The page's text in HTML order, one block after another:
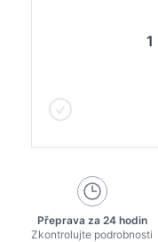
Přeprava za 24 hodin
Zkontrolujte podrobnosti